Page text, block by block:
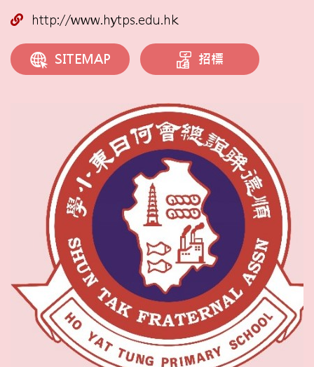
http://www.hytps.edu.hk
SITEMAP 招標